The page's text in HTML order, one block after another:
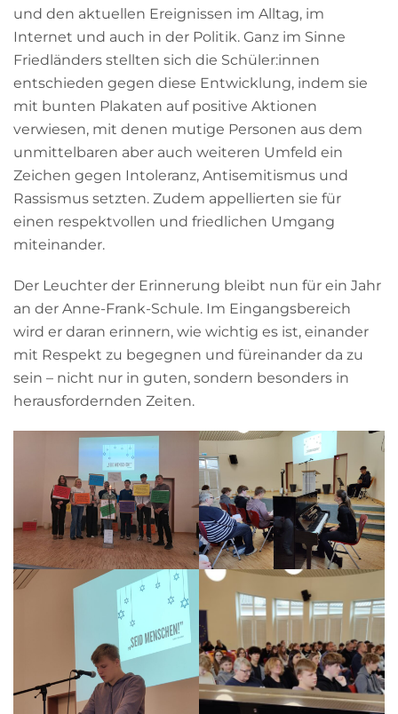
und den aktuellen Ereignissen im Alltag, im
Internet und auch in der Politik. Ganz im Sinne
Friedländers stellten sich die Schüler:innen
entschieden gegen diese Entwicklung, indem sie
mit bunten Plakaten auf positive Aktionen
verwiesen, mit denen mutige Personen aus dem
unmittelbaren aber auch weiteren Umfeld ein
Zeichen gegen Intoleranz, Antisemitismus und
Rassismus setzten. Zudem appellierten sie für
einen respektvollen und friedlichen Umgang
miteinander.
Der Leuchter der Erinnerung bleibt nun für ein Jahr
an der Anne-Frank-Schule. Im Eingangsbereich
wird er daran erinnern, wie wichtig es ist, einander
mit Respekt zu begegnen und füreinander da zu
sein – nicht nur in guten, sondern besonders in
herausfordernden Zeiten.